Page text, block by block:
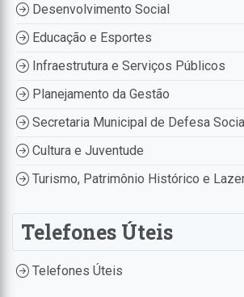
Desenvolvimento Social
Educação e Esportes
Infraestrutura e Serviços Públicos
Planejamento da Gestão
Secretaria Municipal de Defesa
Cultura e Juventude
Turismo, Patrimônio Histórico e
Telefones Úteis
Telefones Úteis